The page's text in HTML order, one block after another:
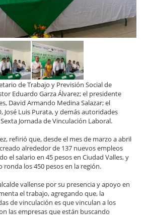
de Trabajo y Previsión Social de
Eduardo Garza Álvarez; el presidente
David Armando Medina Salazar; el
José Luis Purata, y demás autoridades
Jornada de Vinculación Laboral.
refirió que, desde el mes de marzo a abril
alrededor de 137 nuevos empleos
el salario en 45 pesos en Ciudad Valles, y
los 450 pesos en la región.
vallense por su presencia y apoyo en
el trabajo, agregando que, la
de vinculación es que vinculan a los
las empresas que están buscando